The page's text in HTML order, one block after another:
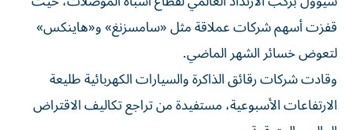
قفزت أسهم شركات عملاقة مثل «سامسزنغ» و«هاينكس»
لتعوض خسائر الشهر الماضي.
وقادت شركات رقائق الذاكرة والسيارات الكهربائية طليعة
الارتفاعات الأسبوعية، مستفيدة من تراجع تكاليف الاقتراض